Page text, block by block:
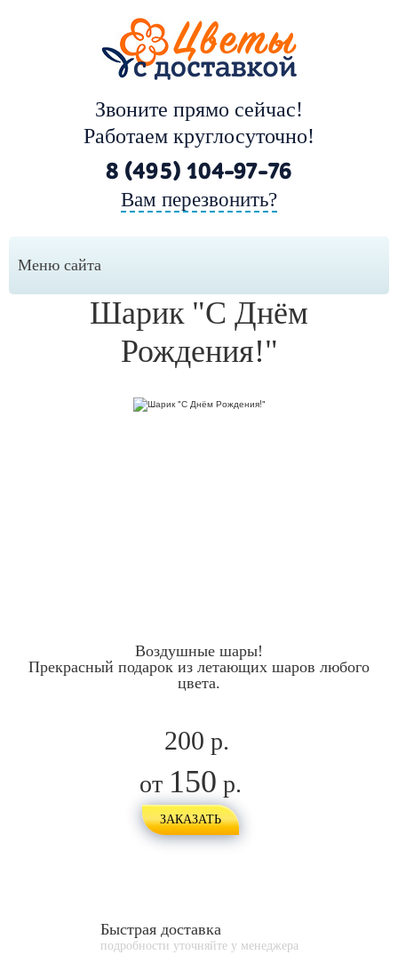
Звоните прямо сейчас!
Работаем круглосуточно!
8 (495) 104-97-76
Вам перезвонить?
Меню сайта
Шарик "С Днём
Рождения!"
Воздушные шары!
Прекрасный подарок из летающих шаров любого
цвета.
200 р.
от 150 р.
ЗАКАЗАТЬ
Быстрая доставка
подробности уточняйте у менеджера